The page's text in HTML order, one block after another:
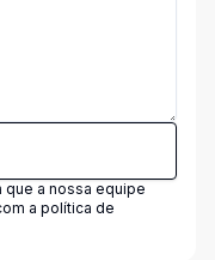
que a nossa equipe
a política de